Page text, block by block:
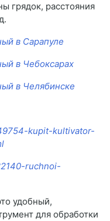
грядок, расстояния
в Сарапуле
в Чебоксарах
в Челябинске
kupit-kultivator-
ruchnoi-
удобный,
для обработки